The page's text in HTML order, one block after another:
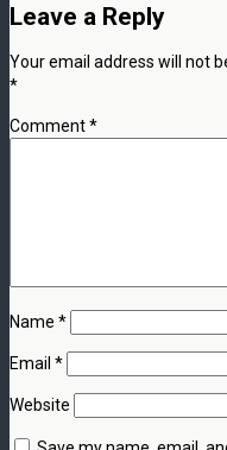
Leave a Reply
Your email address will not
*
Comment*
Name *
Email *
Website